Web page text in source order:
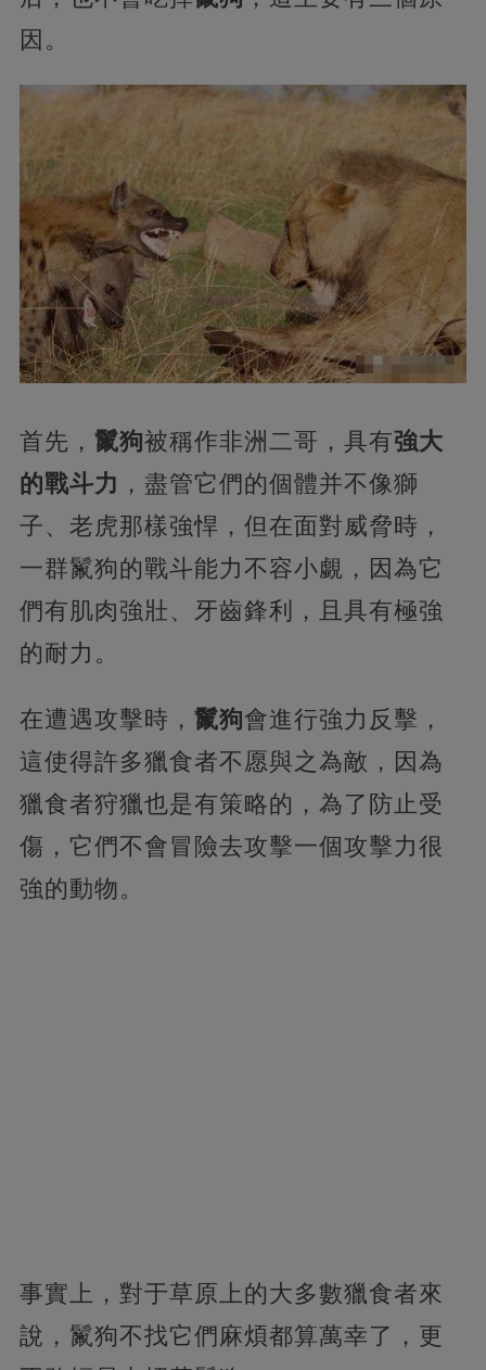
因。
首先， 鬣狗被稱作非洲二哥，具有強大
的戰斗力 ，盡管它們的個體并不像獅
子、老虎那樣強悍，但在面對威脅時，
一群鬣狗的戰斗能力不容小覷，因為它
們有肌肉強壯、牙齒鋒利，且具有極強
的耐力。
在遭遇攻擊時， 鬣狗會進行強力反擊，
這使得許多獵食者不愿與之為敵，因為
獵食者狩獵也是有策略的，為了防止受
傷，它們不會冒險去攻擊一個攻擊力很
強的動物。
事實上，對于草原上的大多數獵食者來
說，鬣狗不找它們麻煩都算萬幸了，更